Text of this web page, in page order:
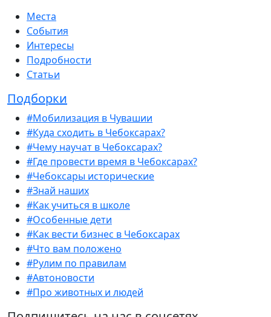
Места
События
Интересы
Подробности
Статьи
Подборки
#Мобилизация в Чувашии
#Куда сходить в Чебоксарах?
#Чему научат в Чебоксарах?
#Где провести время в Чебоксарах?
#Чебоксары исторические
#Знай наших
#Как учиться в школе
#Особенные дети
#Как вести бизнес в Чебоксарах
#Что вам положено
#Рулим по правилам
#Автоновости
#Про животных и людей